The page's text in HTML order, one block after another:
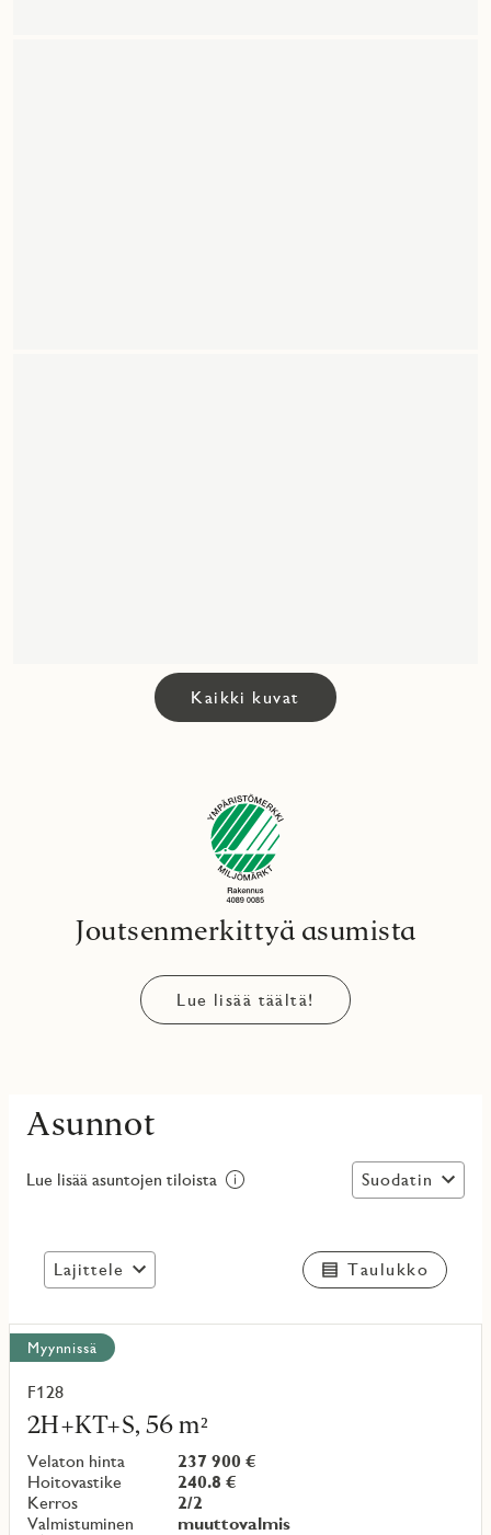
Kaikki kuvat
Joutsenmerkittyä asumista
Lue lisää täältä!
Asunnot
Lue lisää asuntojen tiloista Suodatin
Lajittele Taulukko
Näytä
kaikki
kohteet
Myynnissä
F128
2H+KT+S, 56 m²
Velaton hinta
237 900 €
Hoitovastike
240.8 €
Kerros
2/2
Valmistuminen
muuttovalmis
Lue
lisää
kohteesta